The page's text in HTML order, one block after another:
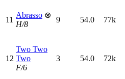
11
Abrasso ⊗
H/8
9 54.0 77k
12
Two Two
Two
F/6
3 54.0 72k